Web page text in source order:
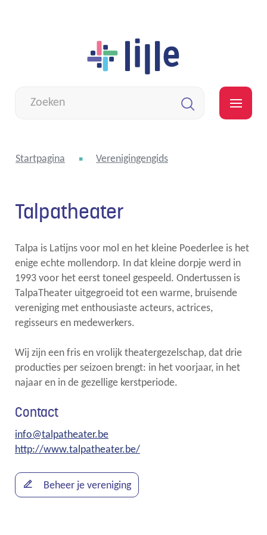
inhoud
zoek
Startpagina Verenigingengids
Talpatheater
Talpa is Latijns voor mol en het kleine Poederlee is het
enige echte mollendorp. In dat kleine dorpje werd in
1993 voor het eerst toneel gespeeld. Ondertussen is
TalpaTheater uitgegroeid tot een warme, bruisende
vereniging met enthousiaste acteurs, actrices,
regisseurs en medewerkers.
Wij zijn een fris en vrolijk theatergezelschap, dat drie
producties per seizoen brengt: in het voorjaar, in het
najaar en in de gezellige kerstperiode.
Contact
E-
mail
info@talpatheater.be
Website
http://www.talpatheater.be/
Beheer je vereniging